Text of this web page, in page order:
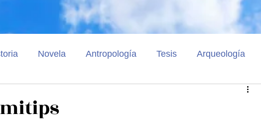
Novela Antropología Tesis Arqueología